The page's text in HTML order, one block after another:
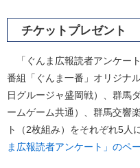
チケットプレゼント
「ぐんま広報読者アンケー
番組「ぐんま一番」オリジナ
日グルージャ盛岡戦）、群馬
ームゲーム共通）、群馬交響
ト（2枚組み）をそれぞれ5人
ま広報読者アンケート」のペ